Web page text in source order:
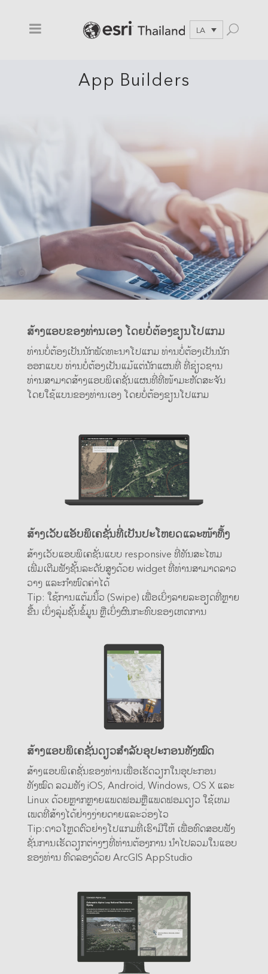
LA
App Builders
ສ້າງແອບຂອງທ່ານເອງ ໂດຍບໍ່ຕ້ອງຂຽນໂປແກມ
ທ່ານບໍ່ຕ້ອງເປັນນັກພັດທະນາໂປແກມ ທ່ານບໍ່ຕ້ອງເປັນນັກ
ອອກແບບ ທ່ານບໍ່ຕ້ອງເປັນແມ້ແຕ່ນັກແຜນທີ່ ທີ່ຊ່ຽວຊານ
ທ່ານສາມາດສ້າງແອບພິເຄຊັ່ນແຜນທີ່ທີ່ໜ້າມະຫັດສະຈັນ
ໂດຍໃຊ້ແບນຂອງທ່ານເອງ ໂດຍບໍ່ຕ້ອງຂຽນໂປແກມ
ສ້າງເວັບແອັບພິເຄຊັ່ນທີ່ເປັນປະໂຫຍດແລະໜ້າທຶ້ງ
ສ້າງເວັບແອບພິເຄຊັ່ນແບບ responsive ທີ່ທັນສະໄຫມ
ເພີ່ມເຕີມຟັງຊັ້ນລະດັບສູງດ້ວຍ widget ທີ່ທ່ານສາມາດລາວ
ວາງ ແລະກຳໜົດຄ່າໄດ້
Tip: ໃຊ້ການແຕ້ມນິ້ວ (Swipe) ເພື່ອເບິ່ງລາຍລະອຽດທີ່ຫຼາຍ
ຂື້ນ ເບິ່ງລຸ່ມຊັ້ນຂໍ້ມູນ ຫຼືເບິ່ງຜົນກະທົບຂອງເຫດການ
ສ້າງແອບພິເຄຊັ່ນດຽວສຳລັບອຸປະກອນທັງໝົດ
ສ້າງແອບພິເຄຊັ່ນຂອງທ່ານເພື່ອເຮັດວຽກໃນອຸປະກອນ
ທັງໝົດ ລວມທັງ iOS, Android, Windows, OS X ແລະ
Linux ດ້ວຍຫຼາກຫຼາຍແພດຟອມຫຼືແພດຟອມດຽວ ໃຊ້ເທມ
ເພດທີ່ສ້າງໄດ້ຢ່າງງ່າຍດາຍແລະວ່ອງໄວ
Tip:ດາວໂຫຼດຕົວຢ່າງໂປແກມທີ່ເຮົາມີໃຫ້ ເພື່ອທົດສອບຟັງ
ຊັ່ນການເຮັດວຽກຕ່າງໆທີ່ທ່ານຕ້ອງການ ນຳໄປລວມໃນແອບ
ຂອງທ່ານ ທົດລອງດ້ວຍ ArcGIS AppStudio